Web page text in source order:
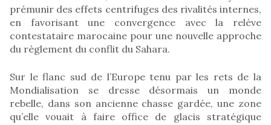
prémunir des effets centrifuges des rivalités internes,
en favorisant une convergence avec la relève
contestataire marocaine pour une nouvelle approche
du règlement du conflit du Sahara.
Sur le flanc sud de l’Europe tenu par les rets de la
Mondialisation se dresse désormais un monde
rebelle, dans son ancienne chasse gardée, une zone
qu’elle vouait à faire office de glacis stratégique